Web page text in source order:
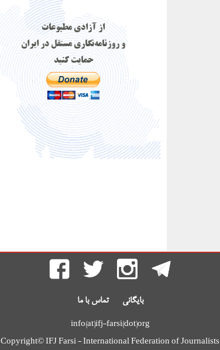
از آزادی مطبوعات
و روزنامه‌نگاری مستقل در ایران
حمایت کنید
بایگانی تماس با ما
info(at)ifj-farsi(dot)org
Copyright© IFJ Farsi - International Federation of Journalists